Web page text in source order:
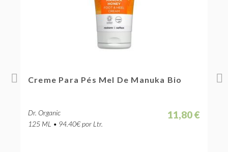
Creme Para Pés Mel De Manuka Bio
Dr. Organic
125 ML • 94.40€ por Ltr.
11,80 €